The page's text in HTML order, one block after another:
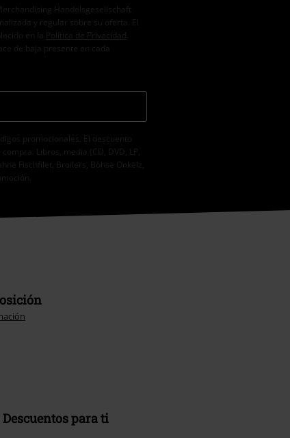
Handelsgesellschaft
y regular sobre su oferta. El
en la
Política de Privacidad
de baja presente en cada
promocionales. El descuento
Libros, media (CD, DVD, LP,
Fischfilet, Broilers, Böhse Onkelz,
Descuentos para ti